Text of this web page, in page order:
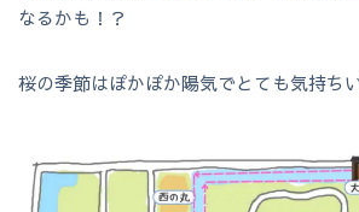
なるかも！？
桜の季節はぽかぽか陽気でとても気持ち